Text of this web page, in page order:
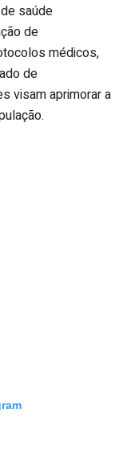
saúde
de
médicos,
de
visam aprimorar a